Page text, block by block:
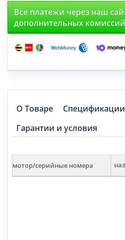
Все платежи через наш
дополнительных комиссий
О Товаре Спецификации
Гарантии и условия
мотор/серийные номера